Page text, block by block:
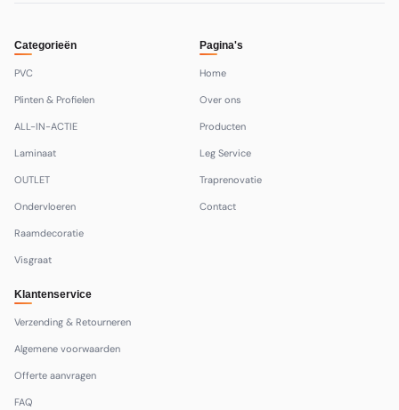
Categorieën
PVC
Plinten & Profielen
ALL-IN-ACTIE
Laminaat
OUTLET
Ondervloeren
Raamdecoratie
Visgraat
Pagina's
Home
Over ons
Producten
Leg Service
Traprenovatie
Contact
Klantenservice
Verzending & Retourneren
Algemene voorwaarden
Offerte aanvragen
FAQ